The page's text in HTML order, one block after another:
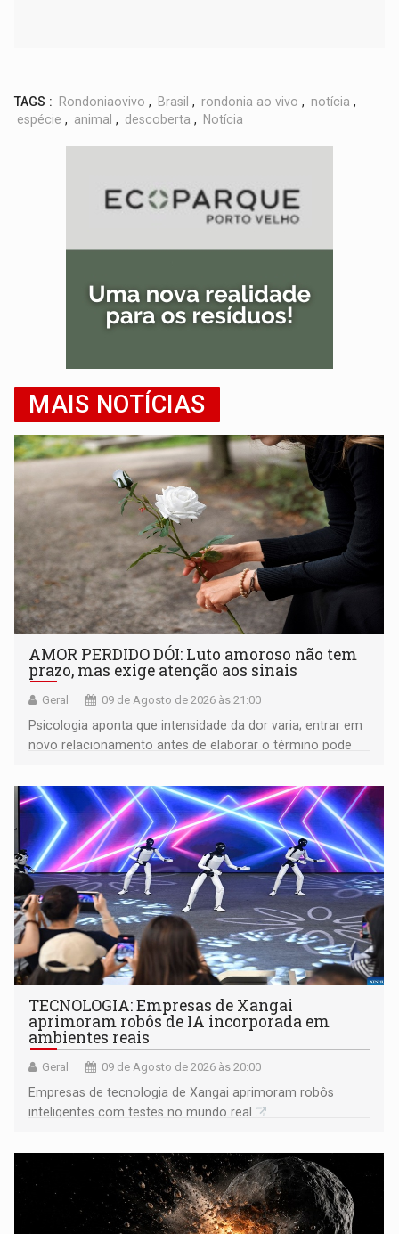
TAGS : Rondoniaovivo , Brasil , rondonia ao vivo , notícia ,
espécie , animal , descoberta , Notícia
MAIS NOTÍCIAS
AMOR PERDIDO DÓI: Luto amoroso não tem
prazo, mas exige atenção aos sinais
Geral 09 de Agosto de 2026 às 21:00
Psicologia aponta que intensidade da dor varia; entrar em
novo relacionamento antes de elaborar o término pode
TECNOLOGIA: Empresas de Xangai
aprimoram robôs de IA incorporada em
ambientes reais
Geral 09 de Agosto de 2026 às 20:00
Empresas de tecnologia de Xangai aprimoram robôs
inteligentes com testes no mundo real